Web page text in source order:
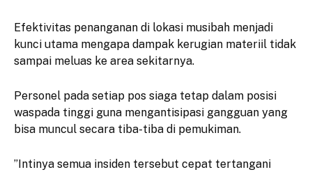
​Efektivitas penanganan di lokasi musibah menjadi
kunci utama mengapa dampak kerugian materiil tidak
sampai meluas ke area sekitarnya.
Personel pada setiap pos siaga tetap dalam posisi
waspada tinggi guna mengantisipasi gangguan yang
bisa muncul secara tiba-tiba di pemukiman.
​”Intinya semua insiden tersebut cepat tertangani